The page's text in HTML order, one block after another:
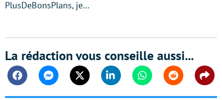
PlusDeBonsPlans, je…
La rédaction vous conseille aussi...
FacebookMessengerTwitter Linkedin WhatsappReddit